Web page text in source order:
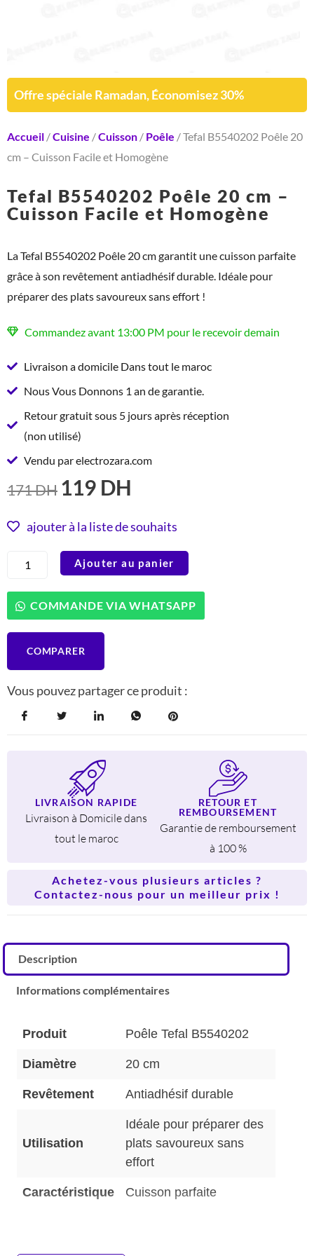
Offre spéciale Ramadan, Économisez 30%
Accueil /Cuisine /Cuisson / Poêle / Tefal B5540202 Poêle 20
cm – Cuisson Facile et Homogène
Tefal B5540202 Poêle 20 cm –
Cuisson Facile et Homogène
La Tefal B5540202 Poêle 20 cm garantit une cuisson parfaite
grâce à son revêtement antiadhésif durable. Idéale pour
préparer des plats savoureux sans effort !
Commandez avant 13:00 PM pour le recevoir demain
Livraison a domicile Dans tout le maroc
Nous Vous Donnons 1 an de garantie.
Retour gratuit sous 5 jours après réception
(non utilisé)
Vendu par electrozara.com
171DH LE
INITIAL
ÉTAIT :
171 DH.
119 DH
ACTUEL
EST :
119 DH.
ajouter à la liste de souhaits
B5540202
Poêle
Cuisson
Facile
et
Homogène
Ajouter au panier
COMMANDE VIA WHATSAPP
COMPARER
Vous pouvez partager ce produit :
LIVRAISON RAPIDE
Livraison à Domicile dans
tout le maroc
RETOUR ET
REMBOURSEMENT
Garantie de remboursement
à 100 %
Achetez-vous plusieurs articles ?
Contactez-nous pour un meilleur prix !
Description
Informations complémentaires
Produit Poêle Tefal B5540202
Diamètre 20 cm
Revêtement Antiadhésif durable
Utilisation
Idéale pour préparer des
plats savoureux sans
effort
Caractéristique Cuisson parfaite